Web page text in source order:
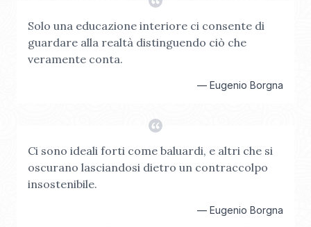
Solo una educazione interiore ci consente di
guardare alla realtà distinguendo ciò che
veramente conta.
— Eugenio Borgna
Ci sono ideali forti come baluardi, e altri che si
oscurano lasciandosi dietro un contraccolpo
insostenibile.
— Eugenio Borgna